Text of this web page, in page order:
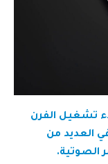
تشغيل الفرن
العديد من
الصوتية.